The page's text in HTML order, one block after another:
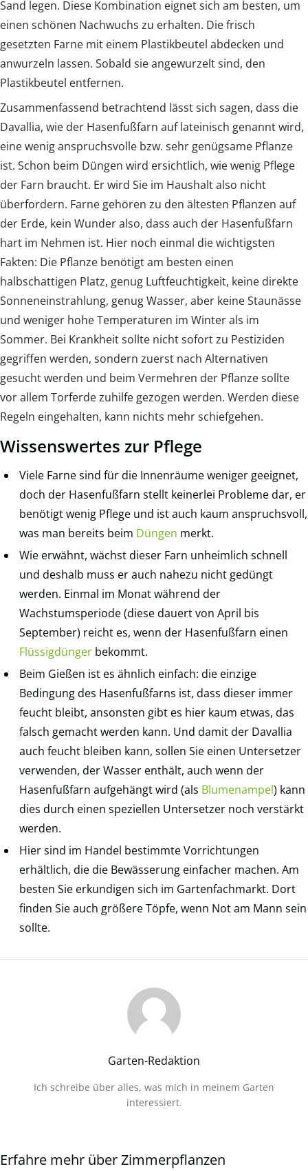
Sand legen. Diese Kombination eignet sich am besten, um
einen schönen Nachwuchs zu erhalten. Die frisch
gesetzten Farne mit einem Plastikbeutel abdecken und
anwurzeln lassen. Sobald sie angewurzelt sind, den
Plastikbeutel entfernen.
Zusammenfassend betrachtend lässt sich sagen, dass die
Davallia, wie der Hasenfußfarn auf lateinisch genannt wird,
eine wenig anspruchsvolle bzw. sehr genügsame Pflanze
ist. Schon beim Düngen wird ersichtlich, wie wenig Pflege
der Farn braucht. Er wird Sie im Haushalt also nicht
überfordern. Farne gehören zu den ältesten Pflanzen auf
der Erde, kein Wunder also, dass auch der Hasenfußfarn
hart im Nehmen ist. Hier noch einmal die wichtigsten
Fakten: Die Pflanze benötigt am besten einen
halbschattigen Platz, genug Luftfeuchtigkeit, keine direkte
Sonneneinstrahlung, genug Wasser, aber keine Staunässe
und weniger hohe Temperaturen im Winter als im
Sommer. Bei Krankheit sollte nicht sofort zu Pestiziden
gegriffen werden, sondern zuerst nach Alternativen
gesucht werden und beim Vermehren der Pflanze sollte
vor allem Torferde zuhilfe gezogen werden. Werden diese
Regeln eingehalten, kann nichts mehr schiefgehen.
Wissenswertes zur Pflege
Viele Farne sind für die Innenräume weniger geeignet,
doch der Hasenfußfarn stellt keinerlei Probleme dar, er
benötigt wenig Pflege und ist auch kaum anspruchsvoll,
was man bereits beim Düngen merkt.
Wie erwähnt, wächst dieser Farn unheimlich schnell
und deshalb muss er auch nahezu nicht gedüngt
werden. Einmal im Monat während der
Wachstumsperiode (diese dauert von April bis
September) reicht es, wenn der Hasenfußfarn einen
Flüssigdünger bekommt.
Beim Gießen ist es ähnlich einfach: die einzige
Bedingung des Hasenfußfarns ist, dass dieser immer
feucht bleibt, ansonsten gibt es hier kaum etwas, das
falsch gemacht werden kann. Und damit der Davallia
auch feucht bleiben kann, sollen Sie einen Untersetzer
verwenden, der Wasser enthält, auch wenn der
Hasenfußfarn aufgehängt wird (als Blumenampel) kann
dies durch einen speziellen Untersetzer noch verstärkt
werden.
Hier sind im Handel bestimmte Vorrichtungen
erhältlich, die die Bewässerung einfacher machen. Am
besten Sie erkundigen sich im Gartenfachmarkt. Dort
finden Sie auch größere Töpfe, wenn Not am Mann sein
sollte.
Garten-Redaktion
Ich schreibe über alles, was mich in meinem Garten
interessiert.
Erfahre mehr über Zimmerpflanzen